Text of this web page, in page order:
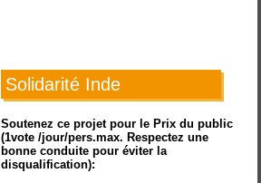
Solidarité Inde
Soutenez ce projet pour le Prix du public
(1vote /jour/pers.max. Respectez une
bonne conduite pour éviter la
disqualification):